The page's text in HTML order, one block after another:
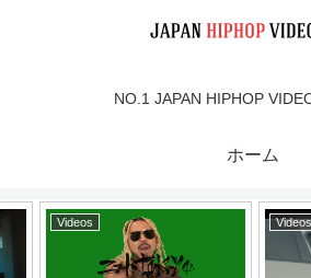
NO.1 JAPAN HIPHOP
ホーム